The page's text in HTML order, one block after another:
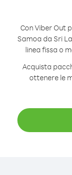
Con Viber Out
Samoa da Sri
linea fissa o
Acquista
ottenere le